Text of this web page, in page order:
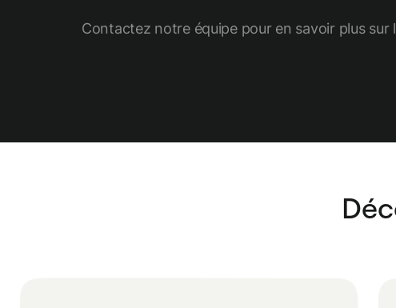
Contactez notre équipe pour en savoir plus